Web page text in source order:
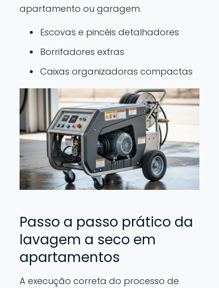
apartamento ou garagem.
Escovas e pincéis detalhadores
Borrifadores extras
Caixas organizadoras compactas
Passo a passo prático da
lavagem a seco em
apartamentos
A execução correta do processo de